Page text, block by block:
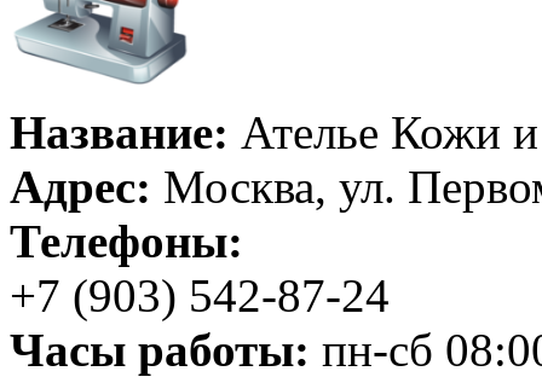
Название: Ателье Кожи
Адрес: Москва, ул.
Телефоны:
+7 (903) 542-87-24
Часы работы: пн-сб